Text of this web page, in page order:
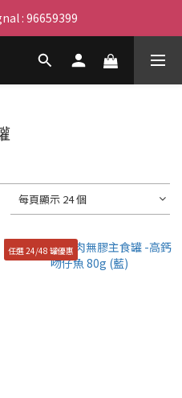
滿$350免運 順豐自取
: 96659399
回贈$3購物金
$350免運 順豐自取
每頁顯示 24 個
任選 24/48 罐優惠